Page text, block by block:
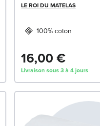
LE ROI DU MATELAS
100% coton
16,00 €
Livraison sous 3 à 4 jours